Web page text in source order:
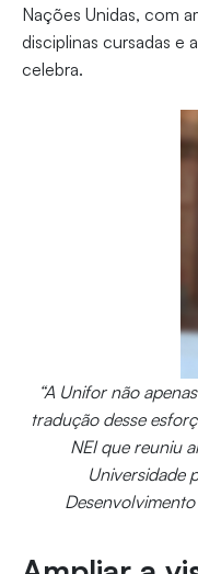
Nações Unidas, com
disciplinas cursadas e
celebra.
“A Unifor não
tradução desse
NEI que reuniu
Universidade